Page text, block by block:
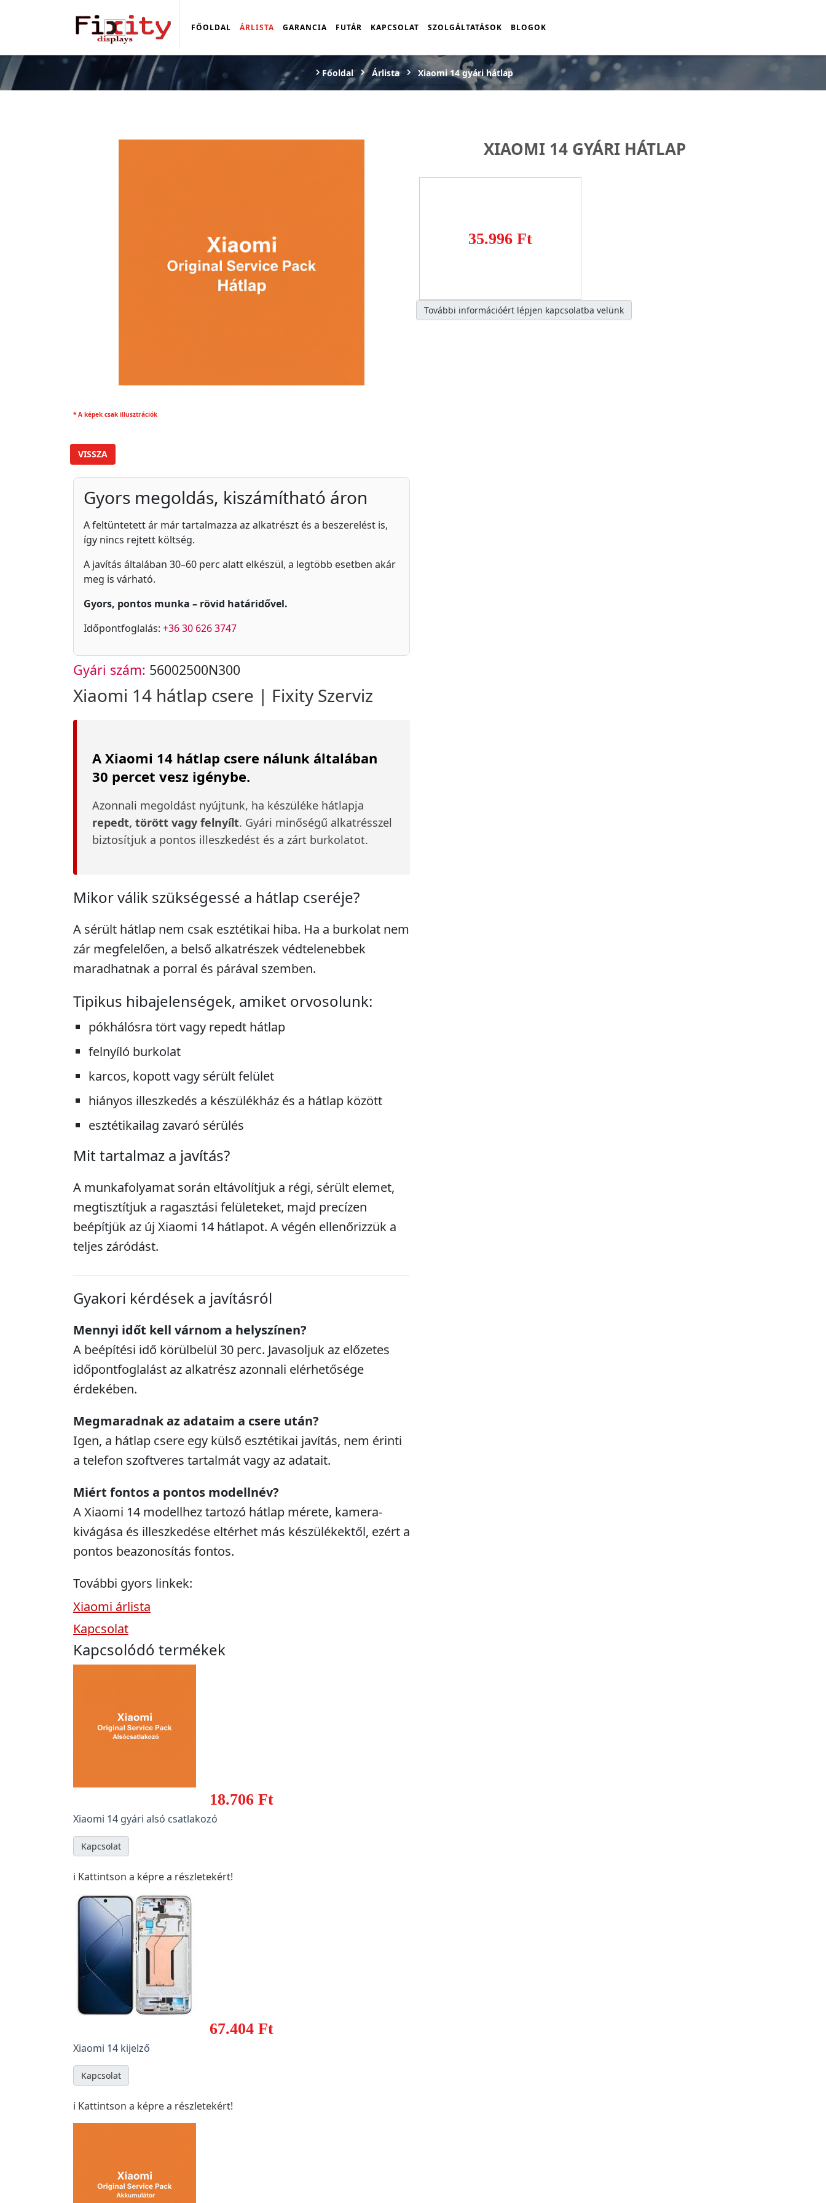
FŐOLDAL ÁRLISTA GARANCIA FUTÁR KAPCSOLAT SZOLGÁLTATÁSOK BLOGOK
Főoldal Árlista Xiaomi 14 gyári hátlap
* A képek csak illusztrációk
XIAOMI 14 GYÁRI HÁTLAP
35.996 Ft
További információért lépjen kapcsolatba velünk
VISSZA
Gyors megoldás, kiszámítható áron
A feltüntetett ár már tartalmazza az alkatrészt és a beszerelést is,
így nincs rejtett költség.
A javítás általában 30–60 perc alatt elkészül, a legtöbb esetben akár
meg is várható.
Gyors, pontos munka – rövid határidővel.
Időpontfoglalás: +36 30 626 3747
Gyári szám: 56002500N300
Xiaomi 14 hátlap csere | Fixity Szerviz
A Xiaomi 14 hátlap csere nálunk általában
30 percet vesz igénybe.
Azonnali megoldást nyújtunk, ha készüléke hátlapja
repedt, törött vagy felnyílt. Gyári minőségű alkatrésszel
biztosítjuk a pontos illeszkedést és a zárt burkolatot.
Mikor válik szükségessé a hátlap cseréje?
A sérült hátlap nem csak esztétikai hiba. Ha a burkolat nem
zár megfelelően, a belső alkatrészek védtelenebbek
maradhatnak a porral és párával szemben.
Tipikus hibajelenségek, amiket orvosolunk:
pókhálósra tört vagy repedt hátlap
felnyíló burkolat
karcos, kopott vagy sérült felület
hiányos illeszkedés a készülékház és a hátlap között
esztétikailag zavaró sérülés
Mit tartalmaz a javítás?
A munkafolyamat során eltávolítjuk a régi, sérült elemet,
megtisztítjuk a ragasztási felületeket, majd precízen
beépítjük az új Xiaomi 14 hátlapot. A végén ellenőrizzük a
teljes záródást.
Gyakori kérdések a javításról
Mennyi időt kell várnom a helyszínen?
A beépítési idő körülbelül 30 perc. Javasoljuk az előzetes
időpontfoglalást az alkatrész azonnali elérhetősége
érdekében.
Megmaradnak az adataim a csere után?
Igen, a hátlap csere egy külső esztétikai javítás, nem érinti
a telefon szoftveres tartalmát vagy az adatait.
Miért fontos a pontos modellnév?
A Xiaomi 14 modellhez tartozó hátlap mérete, kamera-
kivágása és illeszkedése eltérhet más készülékektől, ezért a
pontos beazonosítás fontos.
További gyors linkek:
Xiaomi árlista
Kapcsolat
Kapcsolódó termékek
18.706 Ft
Xiaomi 14 gyári alsó csatlakozó
Kapcsolat
ℹ️ Kattintson a képre a részletekért!
67.404 Ft
Xiaomi 14 kijelző
Kapcsolat
ℹ️ Kattintson a képre a részletekért!